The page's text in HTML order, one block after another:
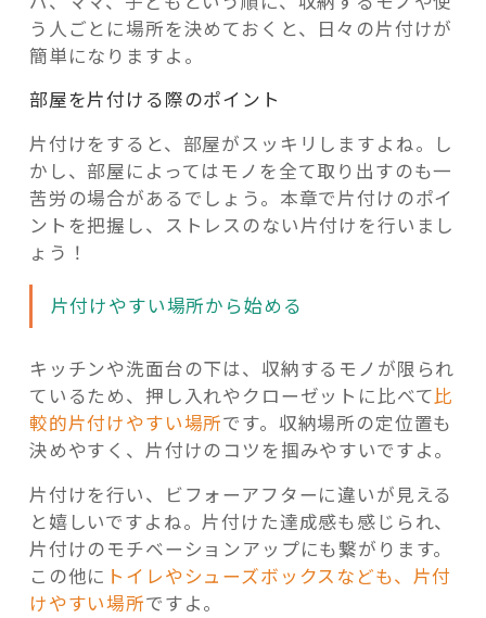
う人ごとに場所を決めておくと、日々の片付けが
簡単になりますよ。
部屋を片付ける際のポイント
片付けをすると、部屋がスッキリしますよね。し
かし、部屋によってはモノを全て取り出すのも一
苦労の場合があるでしょう。本章で片付けのポイ
ントを把握し、ストレスのない片付けを行いまし
ょう！
片付けやすい場所から始める
キッチンや洗面台の下は、収納するモノが限られ
ているため、押し入れやクローゼットに比べて比
較的片付けやすい場所です。収納場所の定位置も
決めやすく、片付けのコツを掴みやすいですよ。
片付けを行い、ビフォーアフターに違いが見える
と嬉しいですよね。片付けた達成感も感じられ、
片付けのモチベーションアップにも繋がります。
この他に トイレやシューズボックスなども、片付
けやすい場所ですよ。